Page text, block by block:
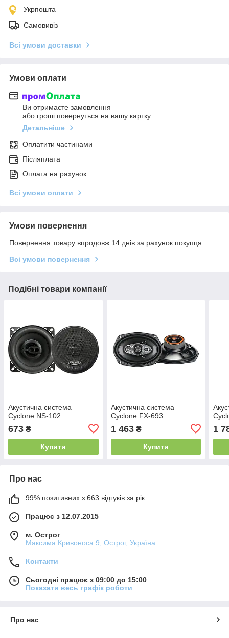
Укрпошта
Самовивіз
Всі умови доставки
Умови оплати
Ви отримаєте замовлення
або гроші повернуться на вашу картку
Детальніше
Оплатити частинами
Післяплата
Оплата на рахунок
Всі умови оплати
Умови повернення
Повернення товару впродовж 14 днів за рахунок покупця
Всі умови повернення
Подібні товари компанії
Акустична система
Cyclone NS-102
673 ₴
Купити
Акустична система
Cyclone FX-693
1 463₴
Купити
1
Про нас
99% позитивних з 663 відгуків за рік
Працює з 12.07.2015
м. Острог
Максима Кривоноса 9, Острог, Україна
Контакти
Сьогодні працює з 09:00 до 15:00
Показати весь графік роботи
Про нас